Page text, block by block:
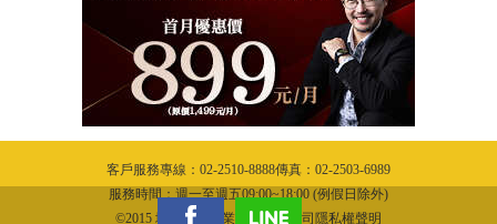
客戶服務專線：02-2510-8888傳真：02-2503-6989
服務時間：週一至週五09:00~18:00 (例假日除外)
©2015 城邦文化事業股份有限公司隱私權聲明